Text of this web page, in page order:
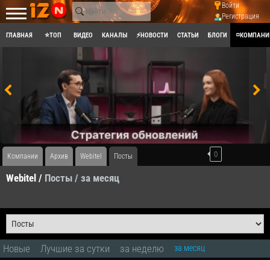
Войти
Регистрация
ГЛАВНАЯ ⭐ТОП ВИДЕО КАНАЛЫ ⚡НОВОСТИ СТАТЬИ БЛОГИ
Компании Архив Webitel Посты
Webitel / Посты / за месяц
0
Новые Лучшие за сутки за неделю за месяц